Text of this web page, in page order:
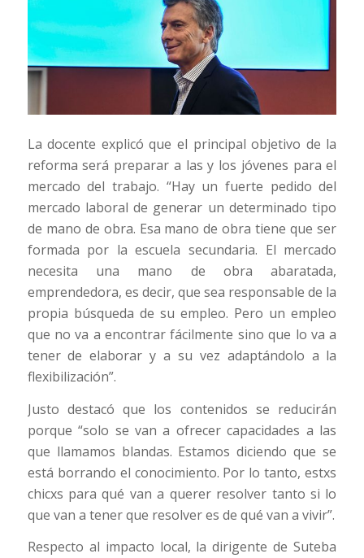
La docente explicó que el principal objetivo de la
reforma será preparar a las y los jóvenes para el
mercado del trabajo. “Hay un fuerte pedido del
mercado laboral de generar un determinado tipo
de mano de obra. Esa mano de obra tiene que ser
formada por la escuela secundaria. El mercado
necesita una mano de obra abaratada,
emprendedora, es decir, que sea responsable de la
propia búsqueda de su empleo. Pero un empleo
que no va a encontrar fácilmente sino que lo va a
tener de elaborar y a su vez adaptándolo a la
flexibilización”.
Justo destacó que los contenidos se reducirán
porque “solo se van a ofrecer capacidades a las
que llamamos blandas. Estamos diciendo que se
está borrando el conocimiento. Por lo tanto, estxs
chicxs para qué van a querer resolver tanto si lo
que van a tener que resolver es de qué van a vivir”.
Respecto al impacto local, la dirigente de Suteba